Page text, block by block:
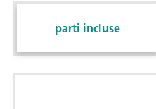
parti incluse